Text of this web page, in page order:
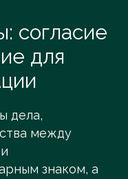
согласие
для
дела,
между
знаком, а